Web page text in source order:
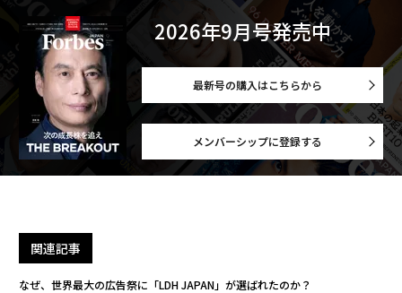
2026年9月号発売中
最新号の購入はこちらから
メンバーシップに登録する
関連記事
なぜ、世界最大の広告祭に「LDH JAPAN」が選ばれたのか？